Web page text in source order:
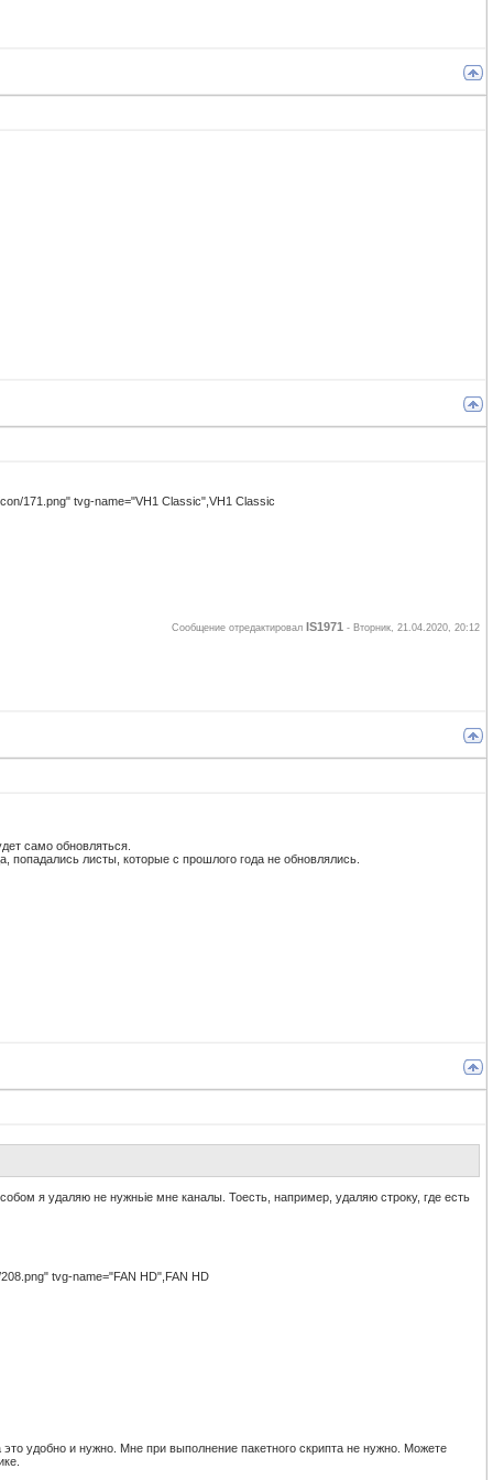
171.png" tvg-name="VH1 Classic",VH1 Classic
Сообщение отредактировал IS1971 - Вторник, 21.04.2020, 20:12
само обновляться.
попадались листы, которые с прошлого года не обновлялись.
я удаляю не нужньіе мне каналы. Тоесть, например, удаляю строку, где есть
tvg-name="FAN HD",FAN HD
удобно и нужно. Мне при выполнение пакетного скрипта не нужно. Можете